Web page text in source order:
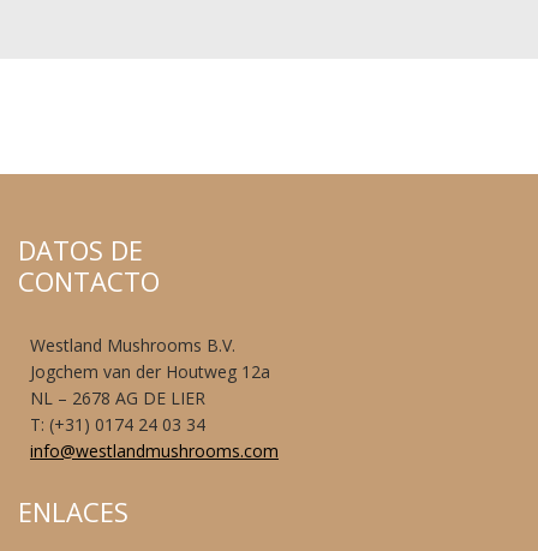
DATOS DE
CONTACTO
Westland Mushrooms B.V.
Jogchem van der Houtweg 12a
NL – 2678 AG DE LIER
T: (+31) 0174 24 03 34
info@westlandmushrooms.com
ENLACES